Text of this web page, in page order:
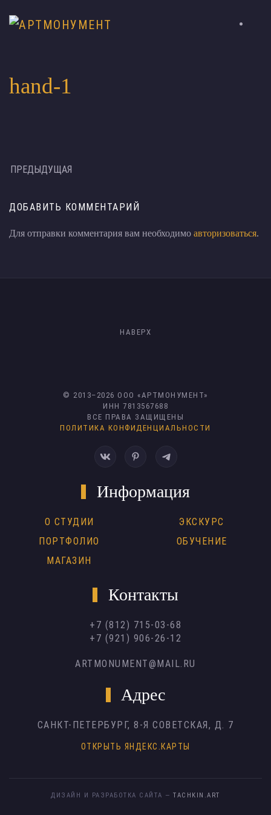
hand-1
ПРЕДЫДУЩАЯ
ДОБАВИТЬ КОММЕНТАРИЙ
Для отправки комментария вам необходимо авторизоваться.
НАВЕРХ
© 2013– 2026 ООО «АРТМОНУМЕНТ»
ИНН 7813567688
ВСЕ ПРАВА ЗАЩИЩЕНЫ
ПОЛИТИКА КОНФИДЕНЦИАЛЬНОСТИ
Информация
О СТУДИИ
ПОРТФОЛИО
МАГАЗИН
ЭКСКУРС
ОБУЧЕНИЕ
Контакты
+7 (812) 715-03-68
+7 (921) 906-26-12
ARTMONUMENT@MAIL.RU
Адрес
САНКТ-ПЕТЕРБУРГ, 8-Я СОВЕТСКАЯ, Д. 7
ОТКРЫТЬ ЯНДЕКС.КАРТЫ
ДИЗАЙН И РАЗРАБОТКА САЙТА —TACHKIN.ART